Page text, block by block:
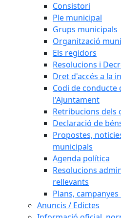
Consistori
Ple municipal
Grups municipals
Organització
Els regidors
Resolucions i
Dret d'accés a la
Codi de conducte
l'Ajuntament
Retribucions dels
Declaració de
Propostes,
municipals
Agenda política
Resolucions
rellevants
Plans,
Anuncis / Edictes